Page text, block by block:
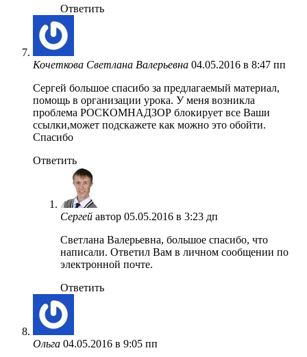
Ответить
Кочеткова Светлана Валерьевна 04.05.2016 в 8:47 пп
Сергей большое спасибо за предлагаемый материал,
помощь в организации урока. У меня возникла
проблема РОСКОМНАДЗОР блокирует все Ваши
ссылки,может подскажете как можно это обойти.
Спасибо
Ответить
Сергей автор 05.05.2016 в 3:23 дп
Светлана Валерьевна, большое спасибо, что
написали. Ответил Вам в личном сообщении по
электронной почте.
Ответить
Ольга 04.05.2016 в 9:05 пп